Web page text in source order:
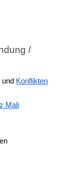
/
und Konflikten
Mali